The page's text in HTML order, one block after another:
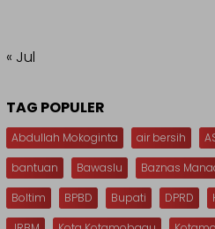
« Jul
TAG POPULER
Abdullah Mokoginta air bersih
bantuan
Bawaslu Baznas
Boltim
BPBD Bupati DPRD